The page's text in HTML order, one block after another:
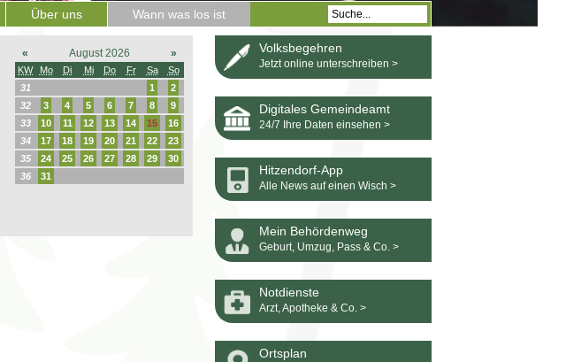
Über uns Wann was los ist
« August 2026 »
KW Mo Di Mi Do Fr Sa
So
31
1
2
32
3 4 5 6 7 8
9
33
10 11 12 13 14 15
16
34
17 18 19 20 21 22
23
35
24 25 26 27 28 29
30
36
31
Volksbegehren
Jetzt online unterschreiben >
Digitales Gemeindeamt
24/7 Ihre Daten einsehen >
Hitzendorf-App
Alle News auf einen Wisch >
Mein Behördenweg
Geburt, Umzug, Pass & Co. >
Notdienste
Arzt, Apotheke & Co. >
Ortsplan